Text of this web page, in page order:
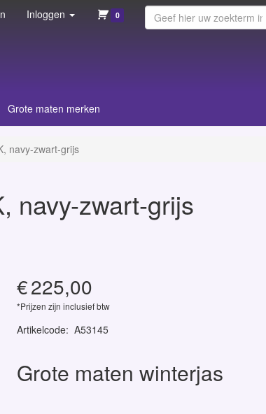
Inloggen 0
Grote maten merken
navy-zwart-grijs
navy-zwart-grijs
€225,00
*Prijzen zijn inclusief btw
Artikelcode: A53145
Grote maten winterjas